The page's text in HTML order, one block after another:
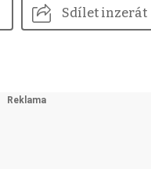
Sdílet inzerát